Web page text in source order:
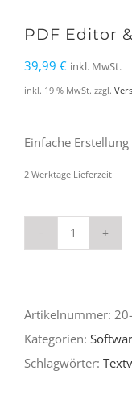
PDF Editor
39,99 € inkl. MwSt.
inkl. 19 % MwSt. zzgl.
Einfache
2 Werktage Lieferzeit
Office
Suite
2018
Artikelnummer:
Kategorien:
Schlagwörter: